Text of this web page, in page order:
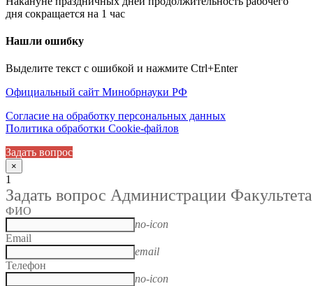
дня сокращается на 1 час
Нашли ошибку
Выделите текст с ошибкой и нажмите Ctrl+Enter
Официальный сайт Минобрнауки РФ
Согласие на обработку персональных данных
Политика обработки Cookie-файлов
Задать вопрос
×
1
Задать вопрос Администрации Факультета
ФИО
no-icon
Email
email
Телефон
no-icon